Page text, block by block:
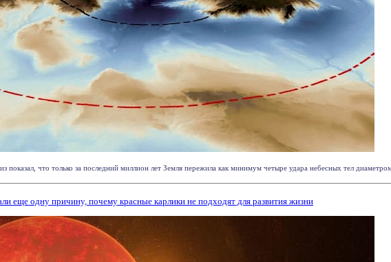
показал, что только за последний миллион лет Земля пережила как минимум четыре удара небесных тел
еще одну причину, почему красные карлики не подходят для развития жизни